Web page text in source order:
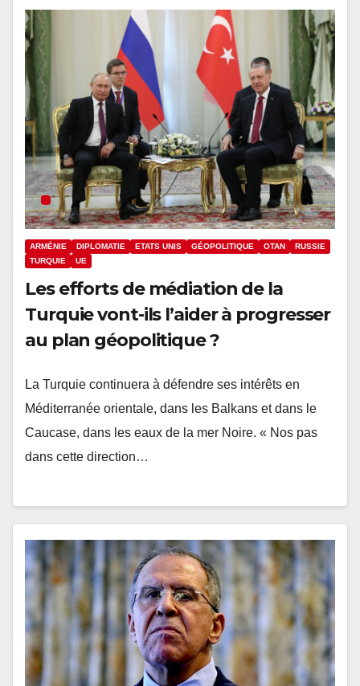
ARMÉNIE DIPLOMATIE ETATS UNIS GÉOPOLITIQUE OTAN
RUSSIE
TURQUIE
UE
Les efforts de médiation de la
Turquie vont-ils l’aider à progresser
au plan géopolitique ?
La Turquie continuera à défendre ses intérêts en
Méditerranée orientale, dans les Balkans et dans le
Caucase, dans les eaux de la mer Noire. « Nos pas
dans cette direction…